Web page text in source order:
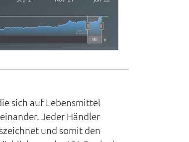
2020
sich auf Lebensmittel
Jeder Händler
und somit den